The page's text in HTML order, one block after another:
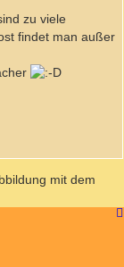
zu viele
findet man außer
mit dem